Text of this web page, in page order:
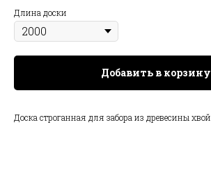
Длина доски
Добавить в корзину
Доска строганная для забора из древесины